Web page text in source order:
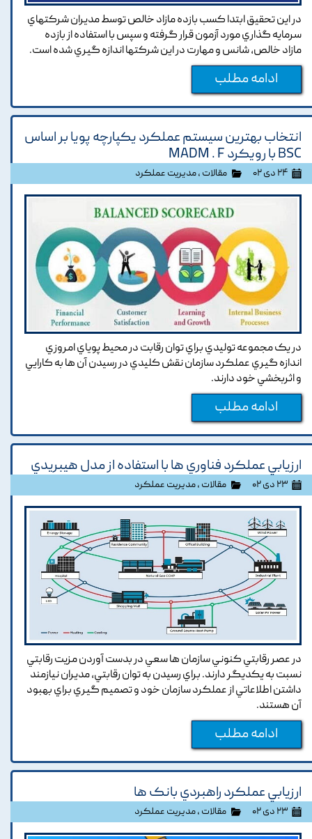
در اين تحقيق ابتدا کسب بازده مازاد خالص توسط مديران شرکتهاي
سرمايه گذاري مورد آزمون قرار گرفته و سپس با استفاده از بازده
مازاد خالص, شانس و مهارت در اين شرکتها اندازه گيري شده است.
ادامه مطلب
انتخاب بهترين سيستم عملکرد يکپارچه پويا بر اساس
BSC با رويکرد MADM . F
۲۴ دی ۰۲ مقالات ،مدیریت عملکرد
در يک مجموعه توليدي براي توان رقابت در محيط پوياي امروزي
اندازه گيري عملکرد سازمان نقش کليدي در رسيدن آن ها به کارايي
و اثربخشي خود دارند.
ادامه مطلب
ارزيابي عملکرد فناوري ها با استفاده از مدل هيبريدي
۲۳ دی ۰۲ مقالات ،مدیریت عملکرد
در عصر رقابتي کنوني سازمان ها سعي در بدست آوردن مزيت رقابتي
نسبت به يکديگر دارند. براي رسيدن به توان رقابتي, مديران نيازمند
داشتن اطلاعاتي از عملکرد سازمان خود و تصميم گيري براي بهبود
آن هستند.
ادامه مطلب
ارزيابي عملکرد راهبردي بانک ها
۲۳ دی ۰۲ مقالات ،مدیریت عملکرد